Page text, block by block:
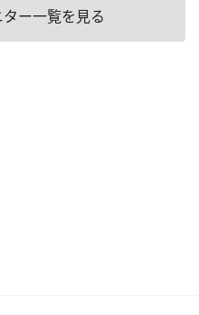
ー一覧を見る